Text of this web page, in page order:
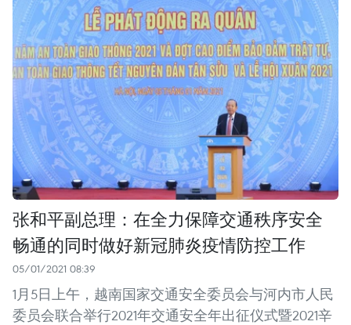
张和平副总理：在全力保障交通秩序安全
畅通的同时做好新冠肺炎疫情防控工作
05/01/2021 08:39
1月5日上午，越南国家交通安全委员会与河内市人民
委员会联合举行2021年交通安全年出征仪式暨2021辛